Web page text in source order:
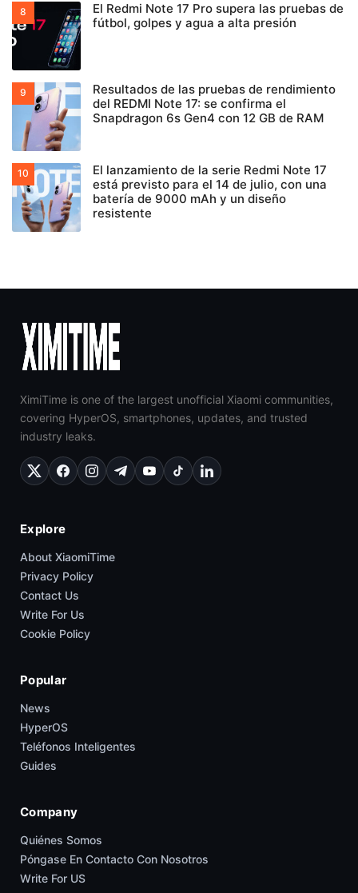
El Redmi Note 17 Pro supera las pruebas de
fútbol, golpes y agua a alta presión
Resultados de las pruebas de rendimiento
del REDMI Note 17: se confirma el
Snapdragon 6s Gen4 con 12 GB de RAM
El lanzamiento de la serie Redmi Note 17
está previsto para el 14 de julio, con una
batería de 9000 mAh y un diseño
resistente
XimiTime is one of the largest unofficial Xiaomi communities,
covering HyperOS, smartphones, updates, and trusted
industry leaks.
Explore
About XiaomiTime
Privacy Policy
Contact Us
Write For Us
Cookie Policy
Popular
News
HyperOS
Teléfonos Inteligentes
Guides
Company
Quiénes Somos
Póngase En Contacto Con Nosotros
Write For US